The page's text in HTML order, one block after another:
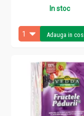
In stoc
Adauga in cos